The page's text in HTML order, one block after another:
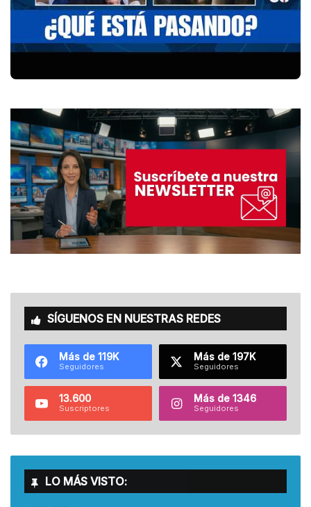
SÍGUENOS EN NUESTRAS REDES
Más de 119K
Seguidores
Más de 197K
Seguidores
13.600
Suscriptores
Más de 1346
Seguidores
LO MÁS VISTO: